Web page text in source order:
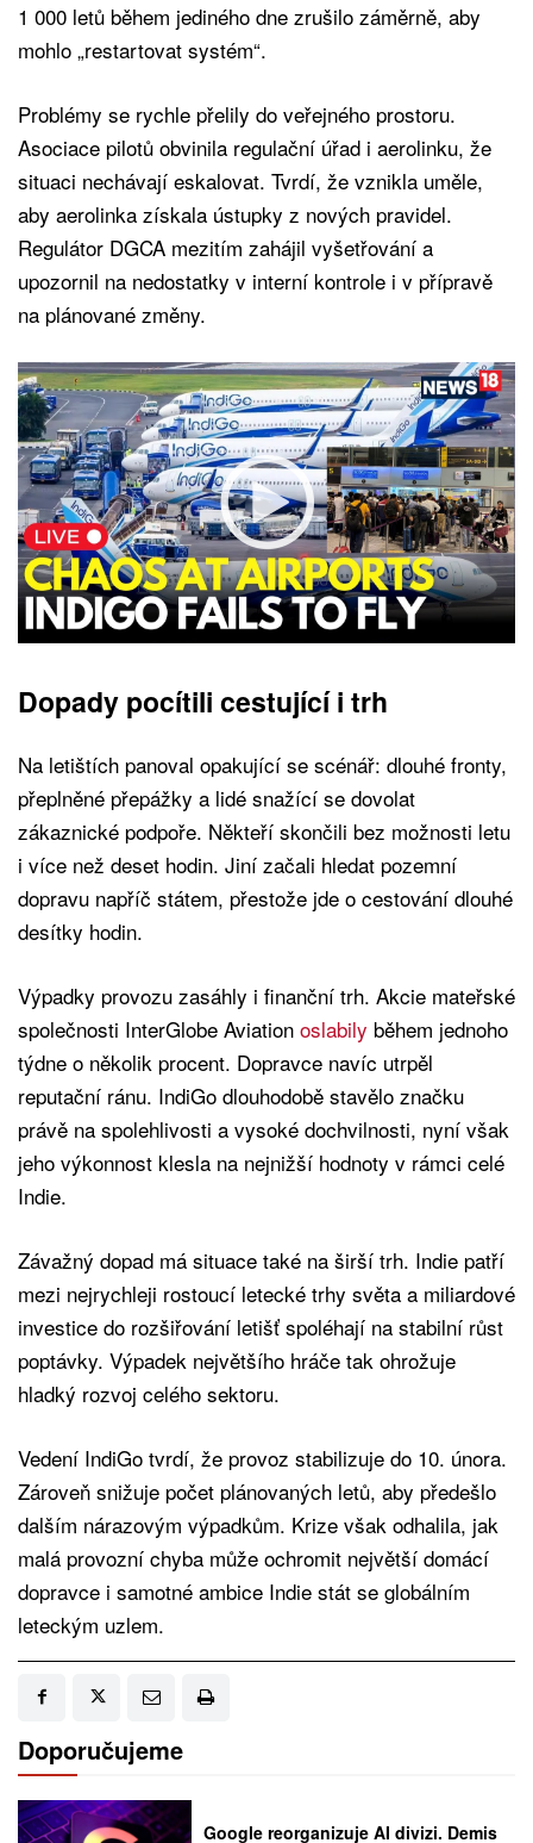
1 000 letů během jediného dne zrušilo záměrně, aby
mohlo „restartovat systém“.
Problémy se rychle přelily do veřejného prostoru.
Asociace pilotů obvinila regulační úřad i aerolinku, že
situaci nechávají eskalovat. Tvrdí, že vznikla uměle,
aby aerolinka získala ústupky z nových pravidel.
Regulátor DGCA mezitím zahájil vyšetřování a
upozornil na nedostatky v interní kontrole i v přípravě
na plánované změny.
Dopady pocítili cestující i trh
Na letištích panoval opakující se scénář: dlouhé fronty,
přeplněné přepážky a lidé snažící se dovolat
zákaznické podpoře. Někteří skončili bez možnosti letu
i více než deset hodin. Jiní začali hledat pozemní
dopravu napříč státem, přestože jde o cestování dlouhé
desítky hodin.
Výpadky provozu zasáhly i finanční trh. Akcie mateřské
společnosti InterGlobe Aviation oslabily během jednoho
týdne o několik procent. Dopravce navíc utrpěl
reputační ránu. IndiGo dlouhodobě stavělo značku
právě na spolehlivosti a vysoké dochvilnosti, nyní však
jeho výkonnost klesla na nejnižší hodnoty v rámci celé
Indie.
Závažný dopad má situace také na širší trh. Indie patří
mezi nejrychleji rostoucí letecké trhy světa a miliardové
investice do rozšiřování letišť spoléhají na stabilní růst
poptávky. Výpadek největšího hráče tak ohrožuje
hladký rozvoj celého sektoru.
Vedení IndiGo tvrdí, že provoz stabilizuje do 10. února.
Zároveň snižuje počet plánovaných letů, aby předešlo
dalším nárazovým výpadkům. Krize však odhalila, jak
malá provozní chyba může ochromit největší domácí
dopravce i samotné ambice Indie stát se globálním
leteckým uzlem.
Doporučujeme
Google reorganizuje AI divizi. Demis